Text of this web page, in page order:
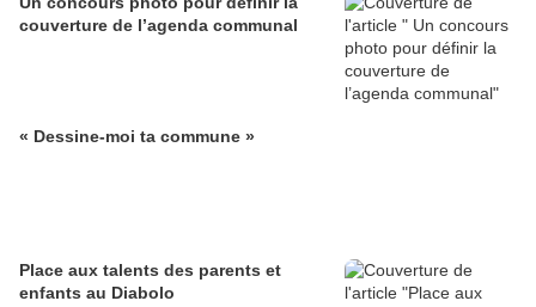
couverture de l’agenda communal
« Dessine-moi ta commune »
Place aux talents des parents et
enfants au Diabolo